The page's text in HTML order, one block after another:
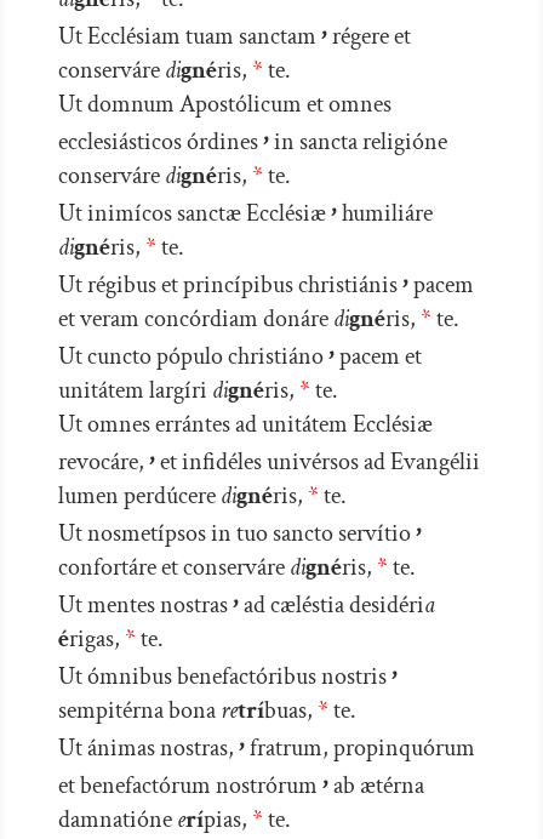
Ut Ecclésiam tuam sanctam’régere et
conserváredignéris, *te.
Ut domnum Apostólicum et omnes
ecclesiásticos órdines’in sancta religióne
conserváredignéris, *te.
Ut inimícos sanctæ Ecclésiæ’humiliáre
dignéris, *te.
Ut régibus et princípibus christiánis’pacem
et veram concórdiam donáredignéris, *te.
Ut cuncto pópulo christiáno’pacem et
unitátem largíri dignéris, *te.
Ut omnes errántes ad unitátem Ecclésiæ
revocáre,’et infidéles univérsos ad Evangélii
lumen perdúceredignéris, *te.
Ut nosmetípsos in tuo sancto servítio’
confortáre et conserváredignéris, *te.
Ut mentes nostras’ad cæléstia desidéria
érigas, *te.
Ut ómnibus benefactóribus nostris’
sempitérna bonaretríbuas, *te.
Ut ánimas nostras,’fratrum, propinquórum
et benefactórum nostrórum’ab ætérna
damnatióneerípias, *te.